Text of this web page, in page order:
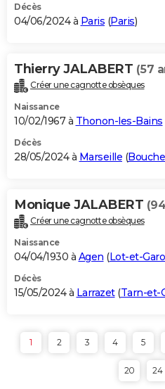
Décès
04/06/2024 à Paris (Paris)
Thierry JALABERT (57
Créer une cagnotte obsèques
Naissance
10/02/1967 à Thonon-les-Bains
Décès
28/05/2024 à Marseille (
Monique JALABERT
Créer une cagnotte obsèques
Naissance
04/04/1930 à Agen (Lot-et-
Décès
15/05/2024 à Larrazet(Tarn-et-
1 2 3 4 5
20 24